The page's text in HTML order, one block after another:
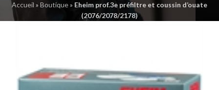
Accueil » Boutique» Eheim prof.3e préfiltre et coussin d’ouate
(2076/2078/2178)